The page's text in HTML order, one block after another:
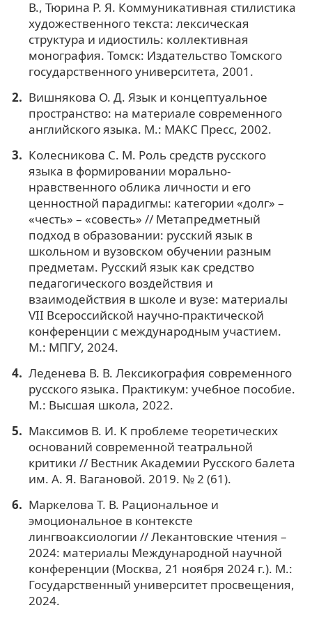
В., Тюрина Р. Я. Коммуникативная стилистика
художественного текста: лексическая
структура и идиостиль: коллективная
монография. Томск: Издательство Томского
государственного университета, 2001.
Вишнякова О. Д. Язык и концептуальное
пространство: на материале современного
английского языка. М.: МАКС Пресс, 2002.
Колесникова С. М. Роль средств русского
языка в формировании морально-
нравственного облика личности и его
ценностной парадигмы: категории «долг» –
«честь» – «совесть» // Метапредметный
подход в образовании: русский язык в
школьном и вузовском обучении разным
предметам. Русский язык как средство
педагогического воздействия и
взаимодействия в школе и вузе: материалы
VII Всероссийской научно-практической
конференции с международным участием.
М.: МПГУ, 2024.
Леденева В. В. Лексикография современного
русского языка. Практикум: учебное пособие.
М.: Высшая школа, 2022.
Максимов В. И. К проблеме теоретических
оснований современной театральной
критики // Вестник Академии Русского балета
им. А. Я. Вагановой. 2019. № 2 (61).
Маркелова Т. В. Рациональное и
эмоциональное в контексте
лингвоаксиологии // Лекантовские чтения –
2024: материалы Международной научной
конференции (Москва, 21 ноября 2024 г.). М.:
Государственный университет просвещения,
2024.